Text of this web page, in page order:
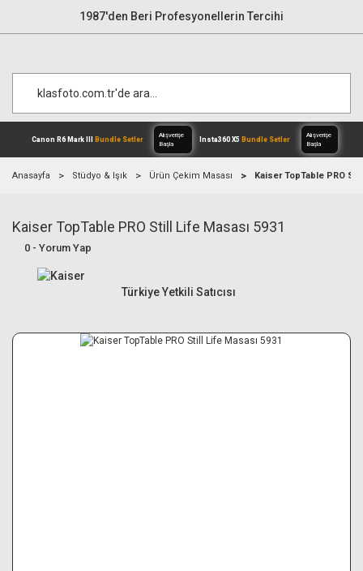
1987'den Beri Profesyonellerin Tercihi
Canon R6 Mark IIIBundle Setler
Alışverişe
Anasayfa Stüdyo & Işık Ürün Çekim Masası Kaiser TopTable PRO
Kaiser TopTable PRO Still Life Masası 5931
0 - Yorum Yap
Türkiye Yetkili Satıcısı